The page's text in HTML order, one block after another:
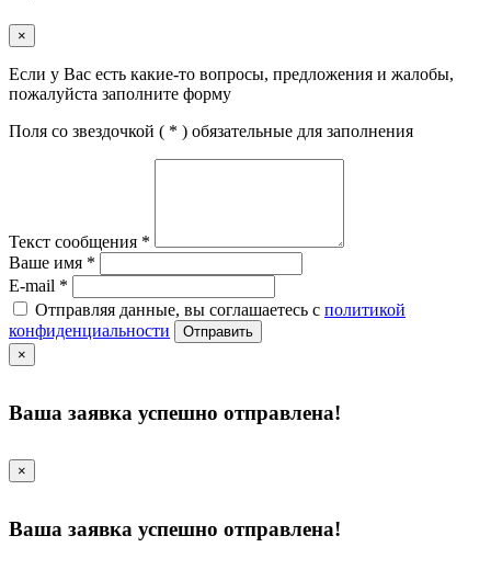
×
Если у Вас есть какие-то вопросы, предложения и жалобы,
пожалуйста заполните форму
Поля со звездочкой ( * ) обязательные для заполнения
Текст сообщения *
Ваше имя *
E-mail *
Отправляя данные, вы соглашаетесь с политикой
конфиденциальности
Отправить
×
Ваша заявка успешно отправлена!
×
Ваша заявка успешно отправлена!